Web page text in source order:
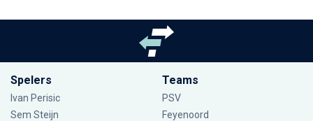
Spelers
Ivan Perisic
Sem Steijn
Teams
PSV
Feyenoord